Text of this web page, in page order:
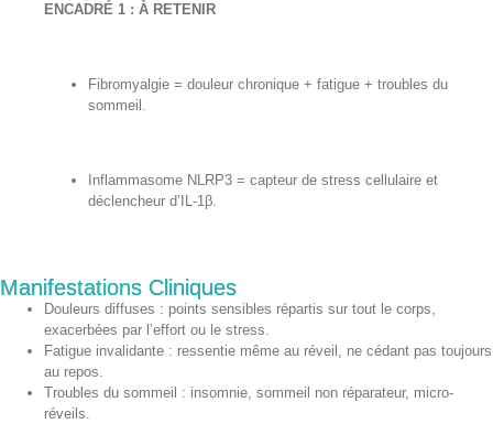
ENCADRÉ 1 : À RETENIR
Fibromyalgie = douleur chronique + fatigue + troubles du
sommeil.
Inflammasome NLRP3 = capteur de stress cellulaire et
déclencheur d’IL-1β.
Manifestations Cliniques
Douleurs diffuses : points sensibles répartis sur tout le corps,
exacerbées par l’effort ou le stress.
Fatigue invalidante : ressentie même au réveil, ne cédant pas toujours
au repos.
Troubles du sommeil : insomnie, sommeil non réparateur, micro-
réveils.